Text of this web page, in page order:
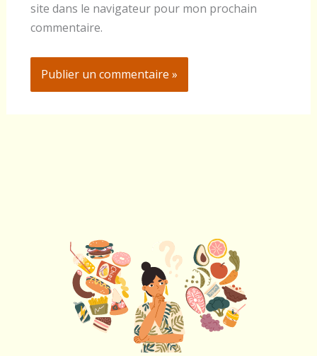
site dans le navigateur pour mon prochain
commentaire.